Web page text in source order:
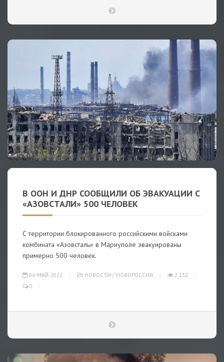
В ООН И ДНР СООБЩИЛИ ОБ ЭВАКУАЦИИ С
«АЗОВСТАЛИ» 500 ЧЕЛОВЕК
С территории блокированного российскими войсками
комбината «Азовсталь» в Мариуполе эвакуированы
примерно 500 человек.
06-МАЙ-2022 НОВОСТИ / НОВОРОССИЯ
2 132
0